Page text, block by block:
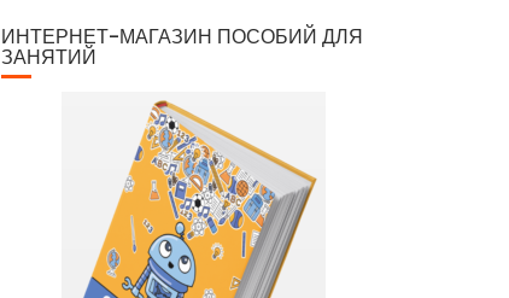
ИНТЕРНЕТ-МАГАЗИН ПОСОБИЙ ДЛЯ
ЗАНЯТИЙ